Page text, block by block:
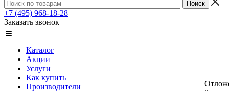
+7 (495) 968-18-28
Заказать звонок
Каталог
Акции
Услуги
Как купить
Производители